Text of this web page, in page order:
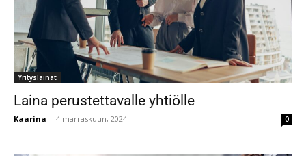
Yrityslainat
Laina perustettavalle yhtiölle
Kaarina - 4 marraskuun, 2024 0